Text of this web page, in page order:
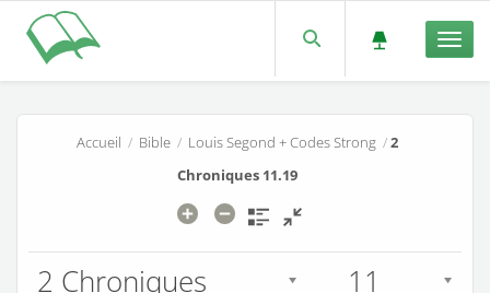
Accueil / Bible / Louis Segond + Codes Strong /2
Chroniques 11.19
2 Chroniques 11